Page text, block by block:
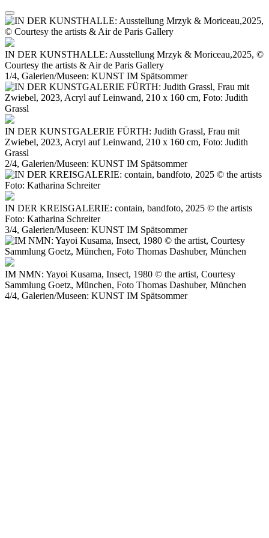
IN DER KUNSTHALLE: Ausstellung Mrzyk & Moriceau,2025, ©
Courtesy the artists & Air de Paris Gallery
1/4, Galerien/Museen: KUNST IM Spätsommer
IN DER KUNSTGALERIE FÜRTH: Judith Grassl, Frau mit
Zwiebel, 2023, Acryl auf Leinwand, 210 x 160 cm, Foto: Judith
Grassl
2/4, Galerien/Museen: KUNST IM Spätsommer
IN DER KREISGALERIE: contain, bandfoto, 2025 © the artists
Foto: Katharina Schreiter
3/4, Galerien/Museen: KUNST IM Spätsommer
IM NMN: Yayoi Kusama, Insect, 1980 © the artist, Courtesy
Sammlung Goetz, München, Foto Thomas Dashuber, München
4/4, Galerien/Museen: KUNST IM Spätsommer